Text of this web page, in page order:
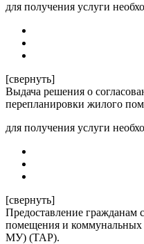
для получения услуги
[свернуть]
Выдача решения о
перепланировки жилого
для получения услуги
[свернуть]
Предоставление гражданам
помещения и
МУ) (ТАР).